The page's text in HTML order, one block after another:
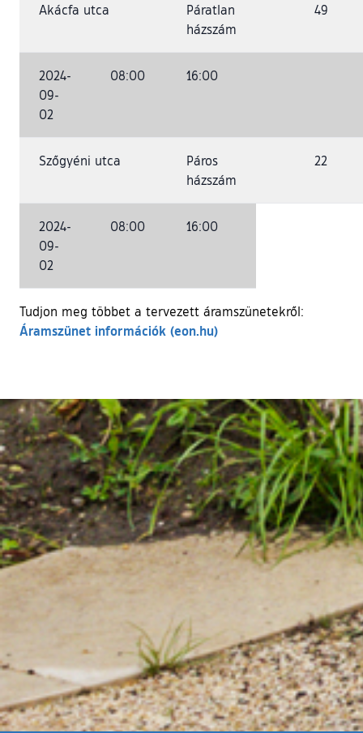
Akácfa utca
Páratlan
házszám
49
2024-
09-
02
08:00 16:00
Szőgyéni utca
Páros
házszám
22
2024-
09-
02
08:00 16:00
Tudjon meg többet a tervezett áramszünetekről:
Áramszünet információk (eon.hu)(külső hivatkozás)